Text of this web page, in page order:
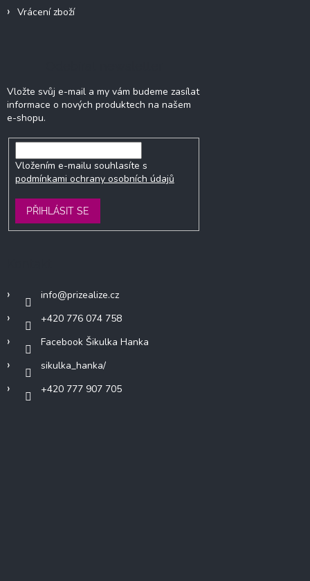
Vrácení zboží
Vložte svůj e-mail a my vám budeme zasílat
informace o nových produktech na našem
e-shopu.
Vložením e-mailu souhlasíte s
podmínkami ochrany osobních údajů
PŘIHLÁSIT SE
info@prizealize.cz
+420 776 074 758
Facebook Šikulka Hanka
sikulka_hanka/
+420 777 907 705